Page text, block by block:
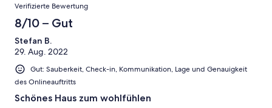
Verifizierte Bewertung
8/10 – Gut
Stefan B.
29. Aug. 2022
Gut: Sauberkeit, Check-in, Kommunikation, Lage und Genauigkeit
des Onlineauftritts
Schönes Haus zum wohlfühlen